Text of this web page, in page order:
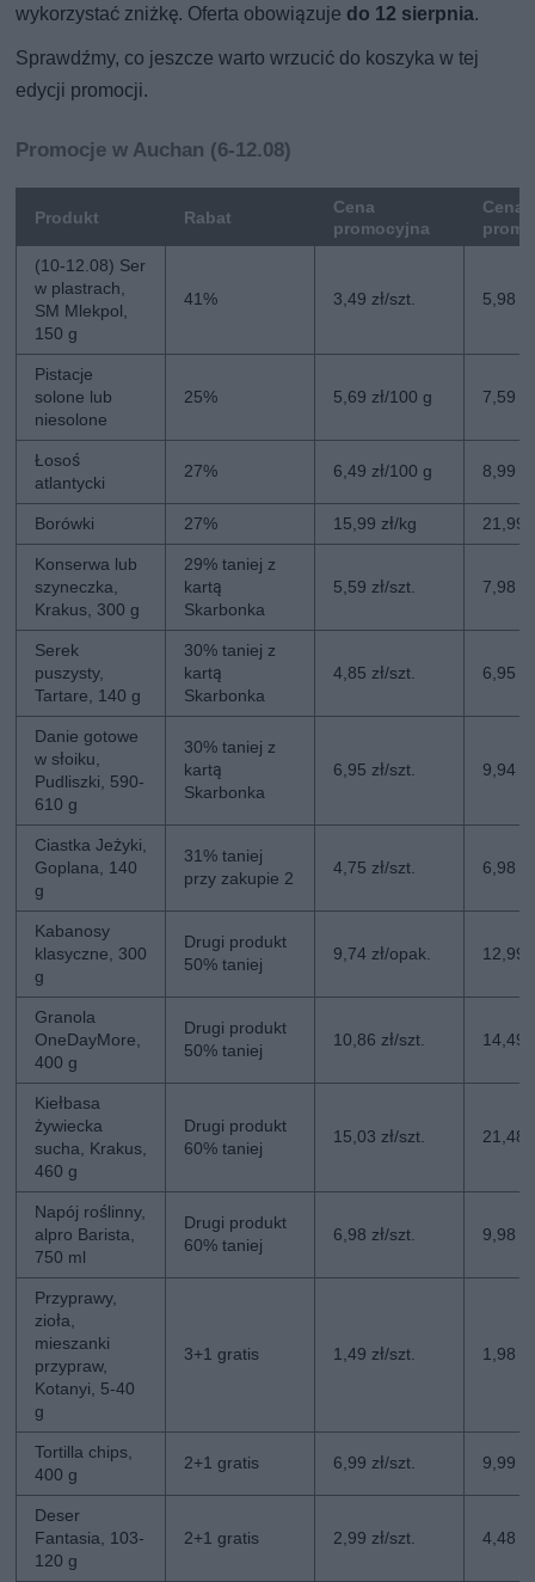
wykorzystać zniżkę. Oferta obowiązuje do 12 sierpnia.
Sprawdźmy, co jeszcze warto wrzucić do koszyka w tej
edycji promocji.
Promocje w Auchan (6-12.08)
Produkt Rabat
Cena
promocyjna
Cena
(10-12.08) Ser
w plastrach,
SM Mlekpol,
150 g
41% 3,49 zł/szt. 5,98
Pistacje
solone lub
niesolone
25% 5,69 zł/100 g 7,59
Łosoś
atlantycki
27% 6,49 zł/100 g 8,99
Borówki 27% 15,99 zł/kg 21,99
Konserwa lub
szyneczka,
Krakus, 300 g
29% taniej z
kartą
Skarbonka
5,59 zł/szt. 7,98
Serek
puszysty,
Tartare, 140 g
30% taniej z
kartą
Skarbonka
4,85 zł/szt. 6,95
Danie gotowe
w słoiku,
Pudliszki, 590-
610 g
30% taniej z
kartą
Skarbonka
6,95 zł/szt. 9,94
Ciastka Jeżyki,
Goplana, 140
g
31% taniej
przy zakupie 2
4,75 zł/szt. 6,98
Kabanosy
klasyczne, 300
g
Drugi produkt
50% taniej
9,74 zł/opak. 12,99
Granola
OneDayMore,
400 g
Drugi produkt
50% taniej
10,86 zł/szt. 14,49
Kiełbasa
żywiecka
sucha, Krakus,
460 g
Drugi produkt
60% taniej
15,03 zł/szt. 21,48
Napój roślinny,
alpro Barista,
750 ml
Drugi produkt
60% taniej
6,98 zł/szt. 9,98
Przyprawy,
zioła,
mieszanki
przypraw,
Kotanyi, 5-40
g
3+1 gratis 1,49 zł/szt. 1,98
Tortilla chips,
400 g
2+1 gratis 6,99 zł/szt. 9,99
Deser
Fantasia, 103-
120 g
2+1 gratis 2,99 zł/szt. 4,48